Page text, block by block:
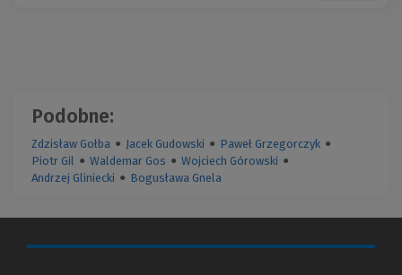
Podobne:
Zdzisław Gołba ● Jacek Gudowski ● Paweł Grzegorczyk ●
Piotr Gil ● Waldemar Gos ● Wojciech Górowski ●
Andrzej Gliniecki ● Bogusława Gnela